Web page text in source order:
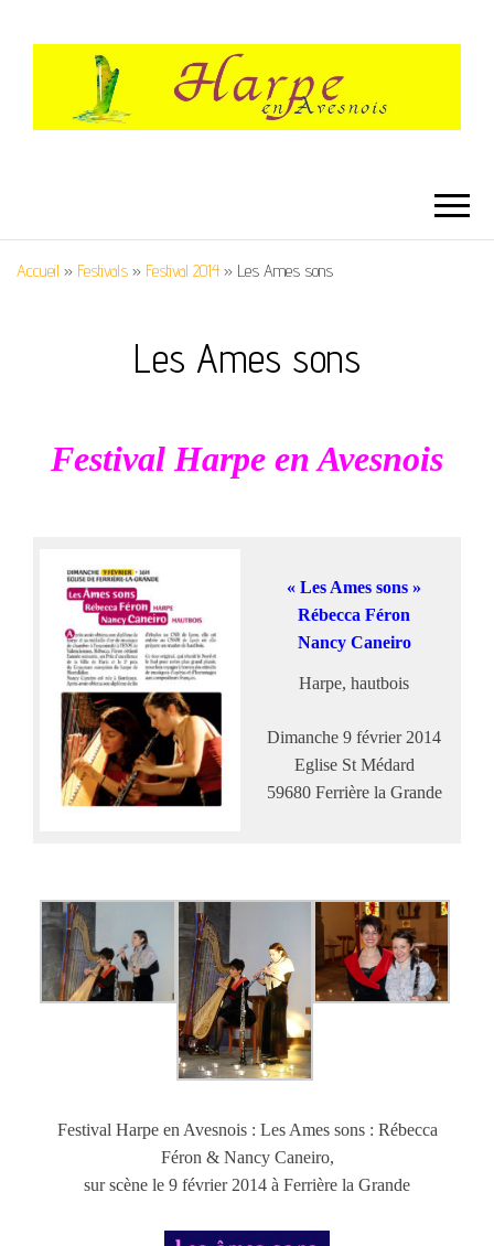
AVESNOIS
Accueil » Festivals » Festival 2014 » Les Ames sons
Les Ames sons
Festival Harpe en Avesnois
« Les Ames sons »
Rébecca Féron
Nancy Caneiro
Harpe, hautbois
Dimanche 9 février 2014
Eglise St Médard
59680 Ferrière la Grande
Festival Harpe en Avesnois : Les Ames sons : Rébecca
Féron & Nancy Caneiro,
sur scène le 9 février 2014 à Ferrière la Grande